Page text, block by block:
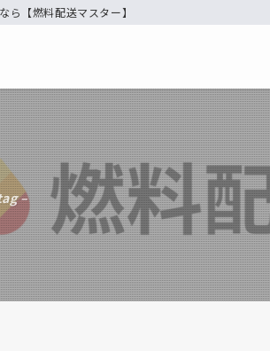
ら【燃料配送マスター】
–